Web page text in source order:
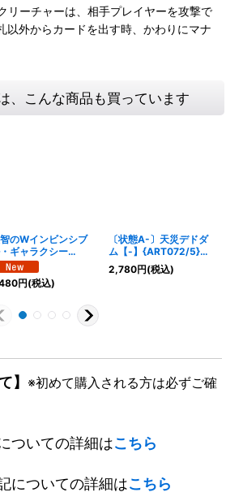
リーチャーは、相手プレイヤーを攻撃で
以外からカードを出す時、かわりにマナ
、こんな商品も買っています
のWインビンシブ
ギャラクシー
】{26RP1秘2/秘
《光》
円(税込)
〔状態A-〕天災デドダ
ム【-】{ART072/5}
《多》
2,780円(税込)
】 ※初めて購入される方は必ずご確
ついての詳細はこちら
についての詳細はこちら